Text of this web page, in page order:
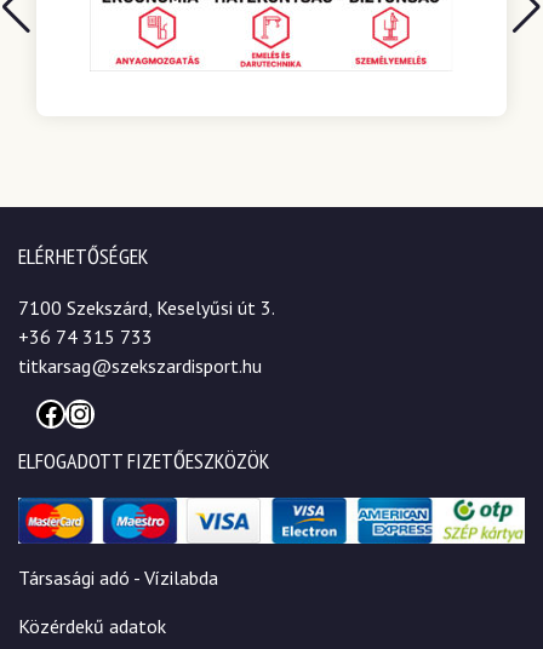
ELÉRHETŐSÉGEK
7100 Szekszárd, Keselyűsi út 3.
+36 74 315 733
titkarsag@szekszardisport.hu
Facebook
Instagram
ELFOGADOTT FIZETŐESZKÖZÖK
Társasági adó - Vízilabda
Közérdekű adatok